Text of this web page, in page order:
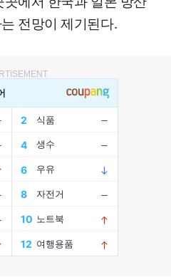
전망이 제기된다.